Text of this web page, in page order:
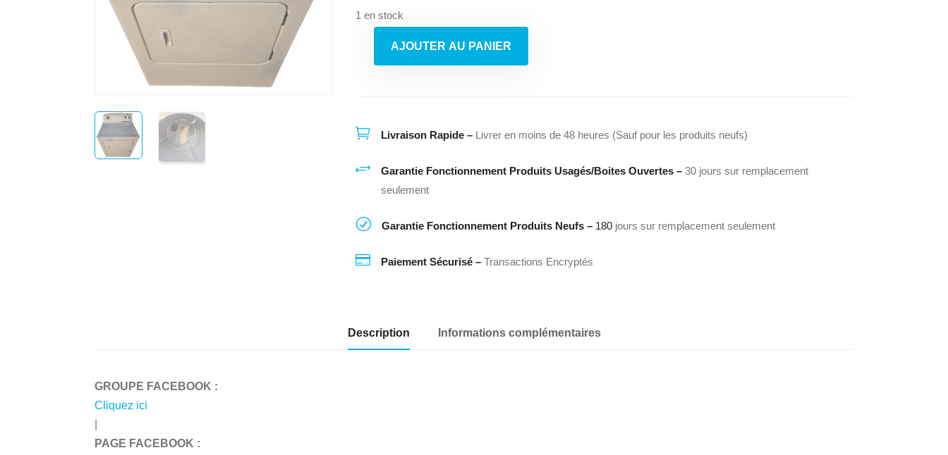
1 en stock
Ywed4800Xq0
AJOUTER AU PANIER
 Livraison Rapide – Livrer en moins de 48 heures (Sauf pour les produits neufs)
+ Garantie Fonctionnement Produits Usagés/Boites Ouvertes – 30 jours sur remplacement
seulement
R Garantie Fonctionnement Produits Neufs –180jours sur remplacement seulement
 Paiement Sécurisé – Transactions Encryptés
Description Informations complémentaires
GROUPE FACEBOOK :
Cliquez ici
PAGE FACEBOOK :